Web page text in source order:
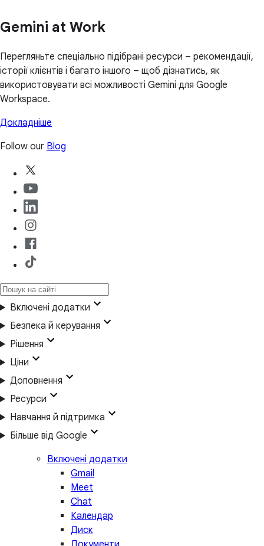
Gemini at Work
Перегляньте спеціально підібрані ресурси – рекомендації,
історії клієнтів і багато іншого – щоб дізнатись, як
використовувати всі можливості Gemini для Google
Workspace.
Докладніше
Follow our Blog
Включені додатки
Безпека й керування
Рішення
Ціни
Доповнення
Ресурси
Навчання й підтримка
Більше від Google
Включені додатки
Gmail
Meet
Chat
Календар
Диск